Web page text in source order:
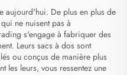
aujourd'hui. De plus en plus de
ne nuisent pas à
s'engage à fabriquer des
Leurs sacs à dos sont
ou conçus de manière plus
les leurs, vous ressentez une